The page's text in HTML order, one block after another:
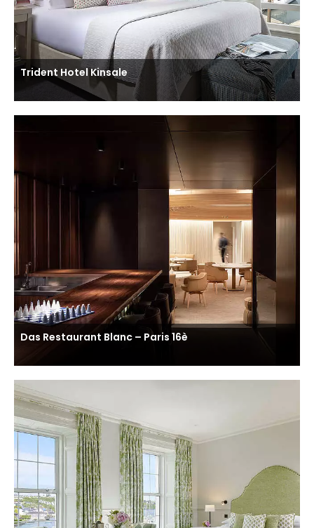
Trident Hotel Kinsale
Das Restaurant Blanc – Paris 16è